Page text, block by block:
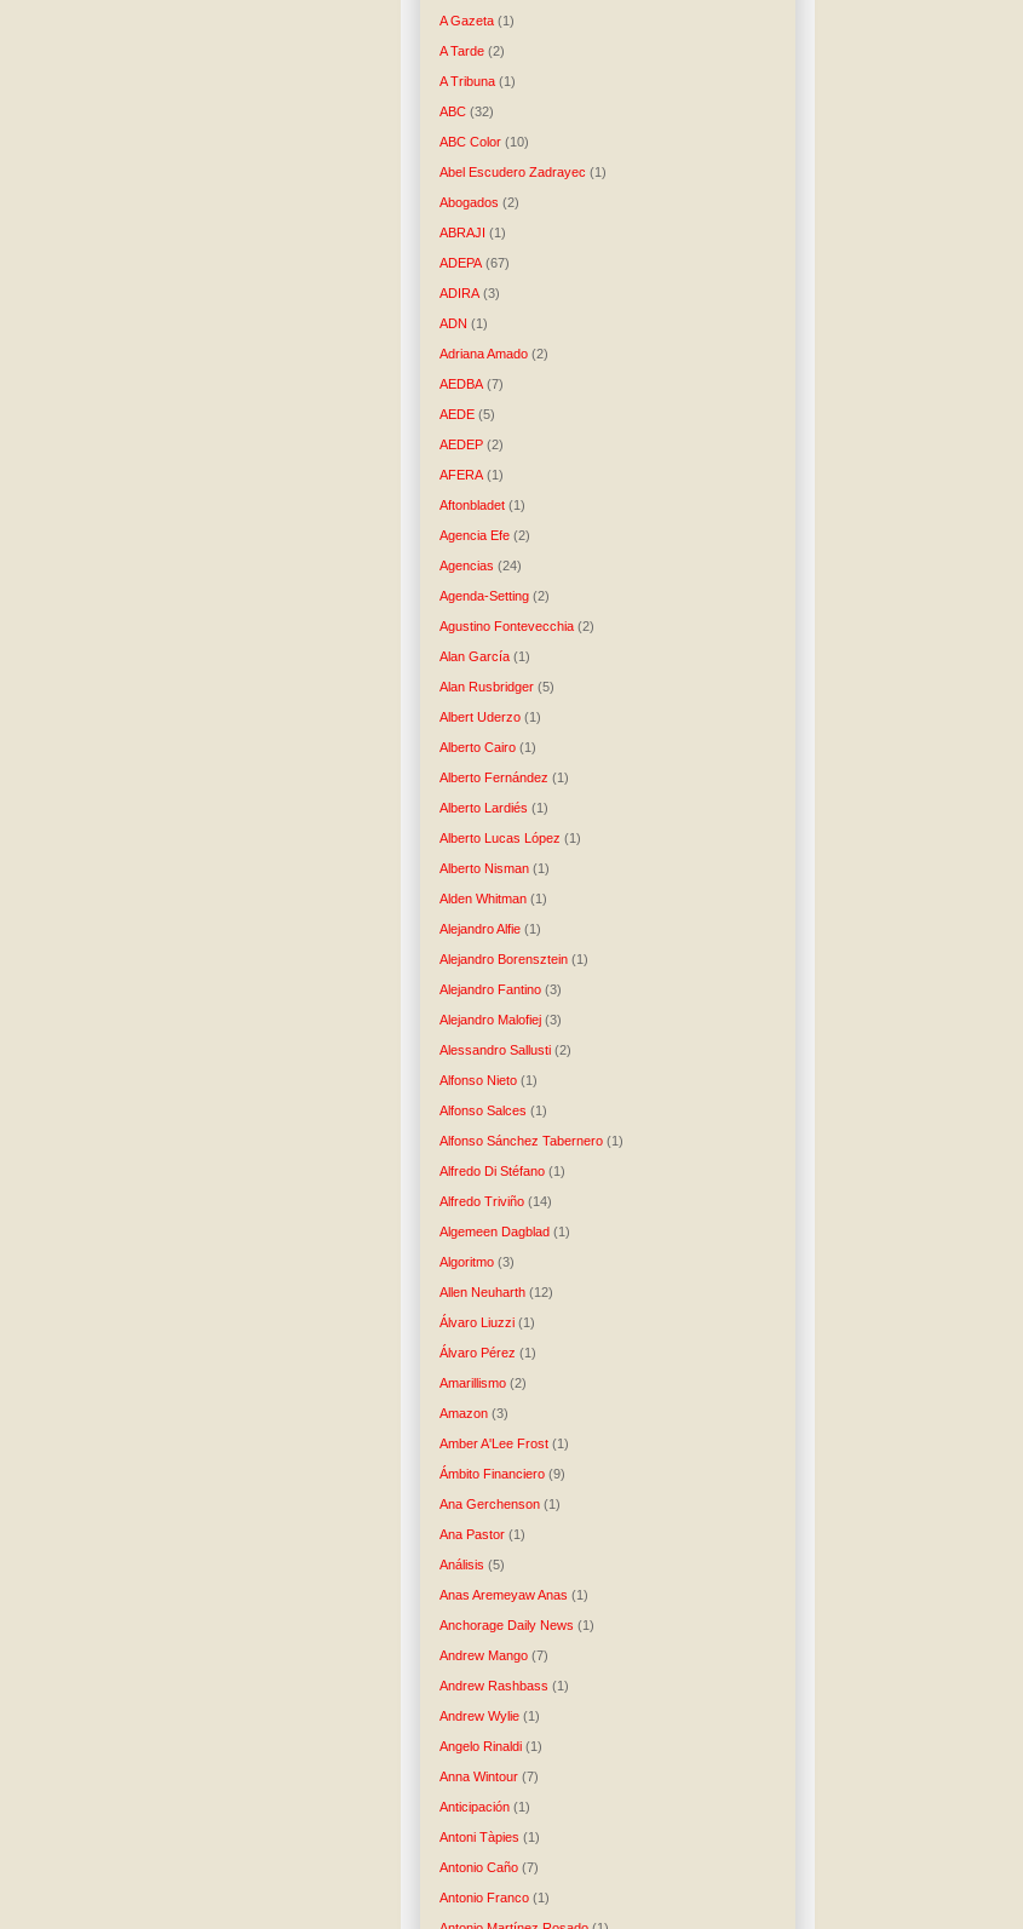
A Gazeta (1)
A Tarde (2)
A Tribuna (1)
ABC (32)
ABC Color (10)
Abel Escudero Zadrayec (1)
Abogados (2)
ABRAJI (1)
ADEPA (67)
ADIRA (3)
ADN (1)
Adriana Amado (2)
AEDBA (7)
AEDE (5)
AEDEP (2)
AFERA (1)
Aftonbladet (1)
Agencia Efe (2)
Agencias (24)
Agenda-Setting (2)
Agustino Fontevecchia (2)
Alan García (1)
Alan Rusbridger (5)
Albert Uderzo (1)
Alberto Cairo (1)
Alberto Fernández (1)
Alberto Lardiés (1)
Alberto Lucas López (1)
Alberto Nisman (1)
Alden Whitman (1)
Alejandro Alfie (1)
Alejandro Borensztein (1)
Alejandro Fantino (3)
Alejandro Malofiej (3)
Alessandro Sallusti (2)
Alfonso Nieto (1)
Alfonso Salces (1)
Alfonso Sánchez Tabernero (1)
Alfredo Di Stéfano (1)
Alfredo Triviño (14)
Algemeen Dagblad (1)
Algoritmo (3)
Allen Neuharth (12)
Álvaro Liuzzi (1)
Álvaro Pérez (1)
Amarillismo (2)
Amazon (3)
Amber A'Lee Frost (1)
Ámbito Financiero (9)
Ana Gerchenson (1)
Ana Pastor (1)
Análisis (5)
Anas Aremeyaw Anas (1)
Anchorage Daily News (1)
Andrew Mango (7)
Andrew Rashbass (1)
Andrew Wylie (1)
Angelo Rinaldi (1)
Anna Wintour (7)
Anticipación (1)
Antoni Tàpies (1)
Antonio Caño (7)
Antonio Franco (1)